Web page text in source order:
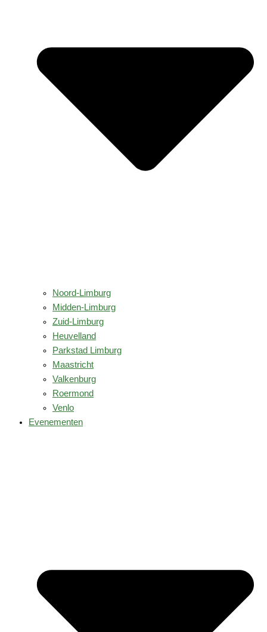
Noord-Limburg
Midden-Limburg
Zuid-Limburg
Heuvelland
Parkstad Limburg
Maastricht
Valkenburg
Roermond
Venlo
Evenementen